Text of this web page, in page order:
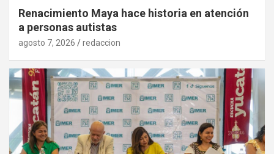
Renacimiento Maya hace historia en atención
a personas autistas
agosto 7, 2026 redaccion